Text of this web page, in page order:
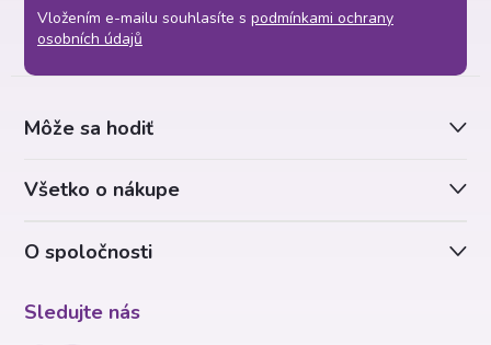
Vložením e-mailu souhlasíte s podmínkami ochrany
osobních údajů
O spoločnosti
Sledujte nás
Môže sa hodiť
Všetko o nákupe